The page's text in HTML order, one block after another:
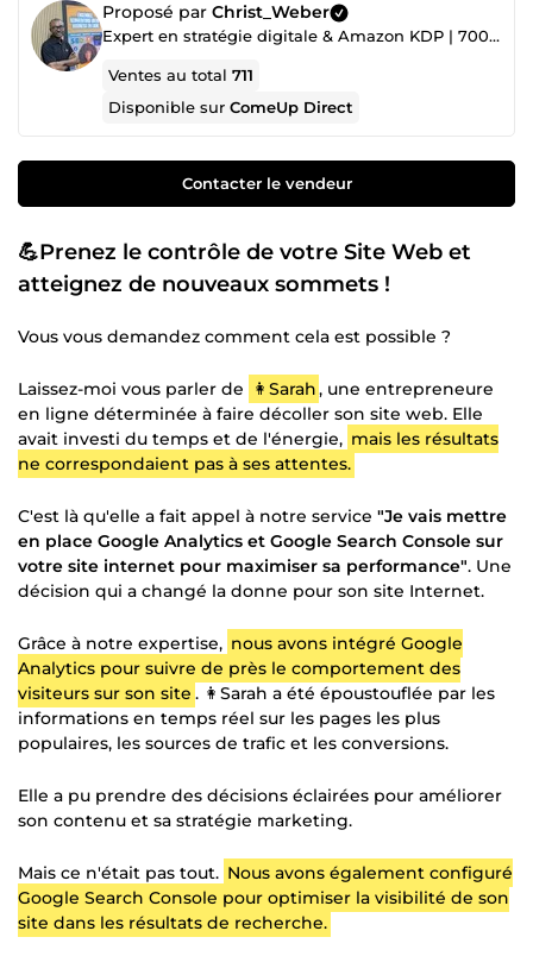
Proposé par Christ_Weber
Expert en stratégie digitale & Amazon KDP | 700+ projets réalisés ✅
Ventes au total711
Disponible surComeUp Direct
Contacter le vendeur
💪Prenez le contrôle de votre Site Web et
atteignez de nouveaux sommets !
Vous vous demandez comment cela est possible ?
Laissez-moi vous parler de 👩Sarah, une entrepreneure
en ligne déterminée à faire décoller son site web. Elle
avait investi du temps et de l'énergie, mais les résultats
ne correspondaient pas à ses attentes.
C'est là qu'elle a fait appel à notre service "Je vais mettre
en place Google Analytics et Google Search Console sur
votre site internet pour maximiser sa performance". Une
décision qui a changé la donne pour son site Internet.
Grâce à notre expertise, nous avons intégré Google
Analytics pour suivre de près le comportement des
visiteurs sur son site . 👩Sarah a été époustouflée par les
informations en temps réel sur les pages les plus
populaires, les sources de trafic et les conversions.
Elle a pu prendre des décisions éclairées pour améliorer
son contenu et sa stratégie marketing.
Mais ce n'était pas tout. Nous avons également configuré
Google Search Console pour optimiser la visibilité de son
site dans les résultats de recherche.